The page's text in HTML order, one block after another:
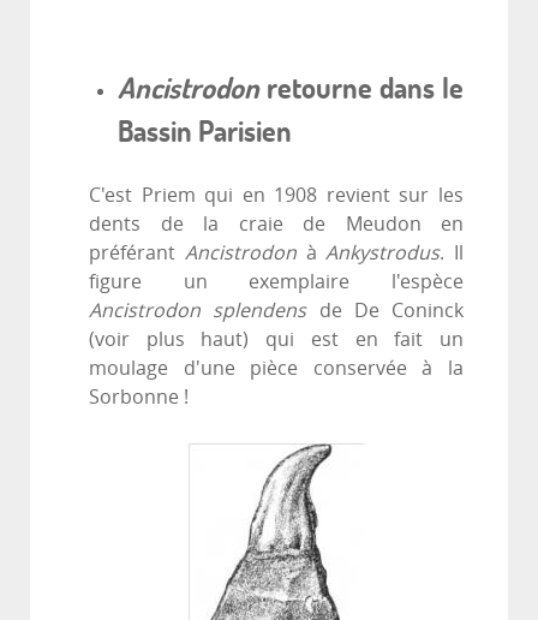
Ancistrodon retourne dans le
Bassin Parisien
C'est Priem qui en 1908 revient sur les
dents de la craie de Meudon en
préférant Ancistrodon àAnkystrodus. Il
figure un exemplaire l'espèce
Ancistrodon splendens de De Coninck
(voir plus haut) qui est en fait un
moulage d'une pièce conservée à la
Sorbonne !